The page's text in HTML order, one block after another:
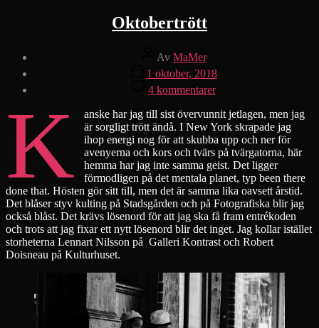
Oktobertrött
Inläggsförfattare
Av MaMer
Inläggsdatum
1 oktober, 2018
4 kommentarertill
Oktobertrött
K
anske har jag till sist övervunnit jetlagen, men jag
är sorgligt trött ändå. I New York skrapade jag
ihop energi nog för att skubba upp och ner för
avenyerna och kors och tvärs på tvärgatorna, här
hemma har jag inte samma geist. Det ligger
förmodligen på det mentala planet, typ been there
done that. Hösten gör sitt till, men det är samma lika oavsett årstid.
Det blåser styv kulting på Stadsgården och på Fotografiska blir jag
också blåst. Det krävs lösenord för att jag ska få fram entrékoden
och trots att jag fixar ett nytt lösenord blir det inget. Jag kollar istället
storheterna Lennart Nilsson på Galleri Kontrast och Robert
Doisneau på Kulturhuset.